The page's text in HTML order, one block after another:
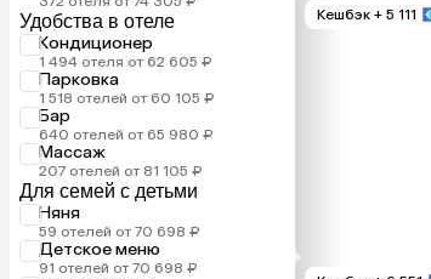
Удобства в отеле
Кондиционер
1 494 отеля от 62 605 ₽
Парковка
1 518 отелей от 60 105 ₽
Бар
640 отелей от 65 980 ₽
Массаж
207 отелей от 81 105 ₽
Для семей с детьми
Няня
59 отелей от 70 698 ₽
Детское меню
91 отелей от 70 698 ₽
Кешбэк + 5 111